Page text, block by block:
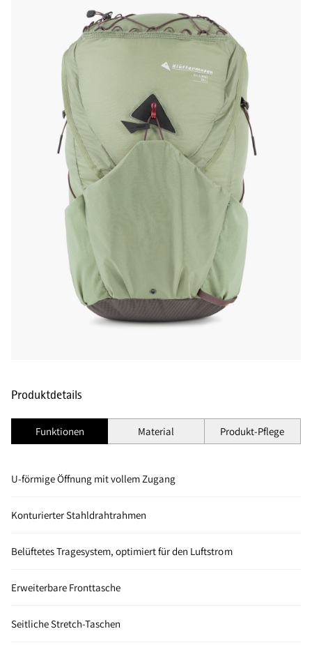
Produktdetails
Funktionen Material Produkt-Pflege
U-förmige Öffnung mit vollem Zugang
Konturierter Stahldrahtrahmen
Belüftetes Tragesystem, optimiert für den Luftstrom
Erweiterbare Fronttasche
Seitliche Stretch-Taschen